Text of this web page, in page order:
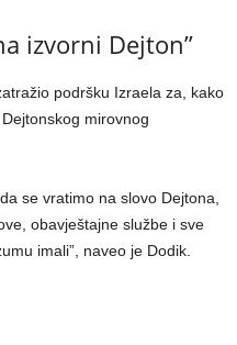
izvorni Dejton”
podršku Izraela za, kako
mirovnog
se vratimo na slovo Dejtona,
obavještajne službe i sve
imali”, naveo je Dodik.